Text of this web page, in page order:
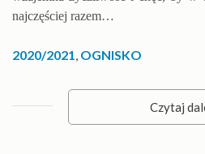
najczęściej razem…
2020/2021, OGNISKO
Czytaj